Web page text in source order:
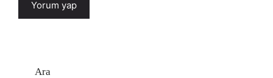
Ara